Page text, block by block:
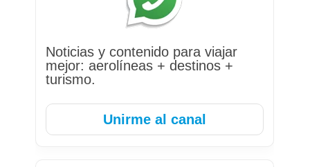
Noticias y contenido para viajar
mejor: aerolíneas + destinos +
turismo.
Unirme al canal